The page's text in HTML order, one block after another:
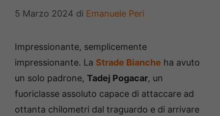
5 Marzo 2024 di Emanuele Peri
Impressionante, semplicemente
impressionante. La Strade Bianche ha avuto
un solo padrone, Tadej Pogacar, un
fuoriclasse assoluto capace di attaccare ad
ottanta chilometri dal traguardo e di arrivare